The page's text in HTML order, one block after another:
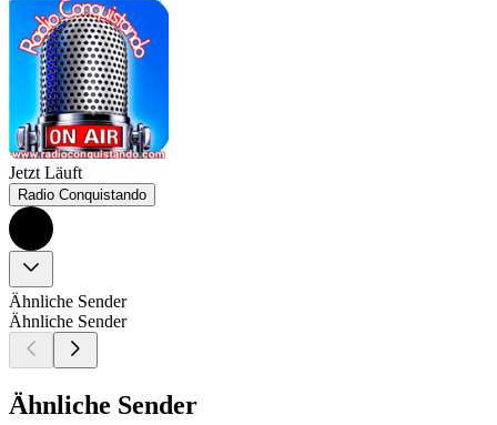
Jetzt Läuft
Radio Conquistando
Ähnliche Sender
Ähnliche Sender
Ähnliche Sender